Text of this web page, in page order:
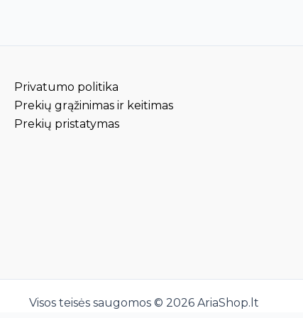
Privatumo politika
Prekių grąžinimas ir keitimas
Prekių pristatymas
Visos teisės saugomos © 2026 AriaShop.lt